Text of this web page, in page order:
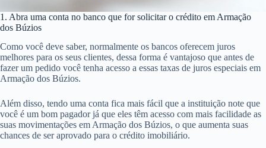
1. Abra uma conta no banco que for solicitar o crédito em Armação
dos Búzios
Como você deve saber, normalmente os bancos oferecem juros
melhores para os seus clientes, dessa forma é vantajoso que antes de
fazer um pedido você tenha acesso a essas taxas de juros especiais em
Armação dos Búzios.
Além disso, tendo uma conta fica mais fácil que a instituição note que
você é um bom pagador já que eles têm acesso com mais facilidade as
suas movimentações em Armação dos Búzios, o que aumenta suas
chances de ser aprovado para o crédito imobiliário.